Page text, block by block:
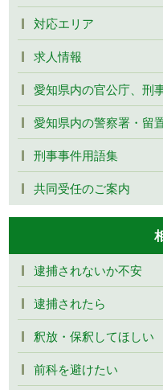
対応エリア
求人情報
愛知県内の官公庁、刑
愛知県内の警察署・留
刑事事件用語集
共同受任のご案内
逮捕されないか不安
逮捕されたら
釈放・保釈してほしい
前科を避けたい